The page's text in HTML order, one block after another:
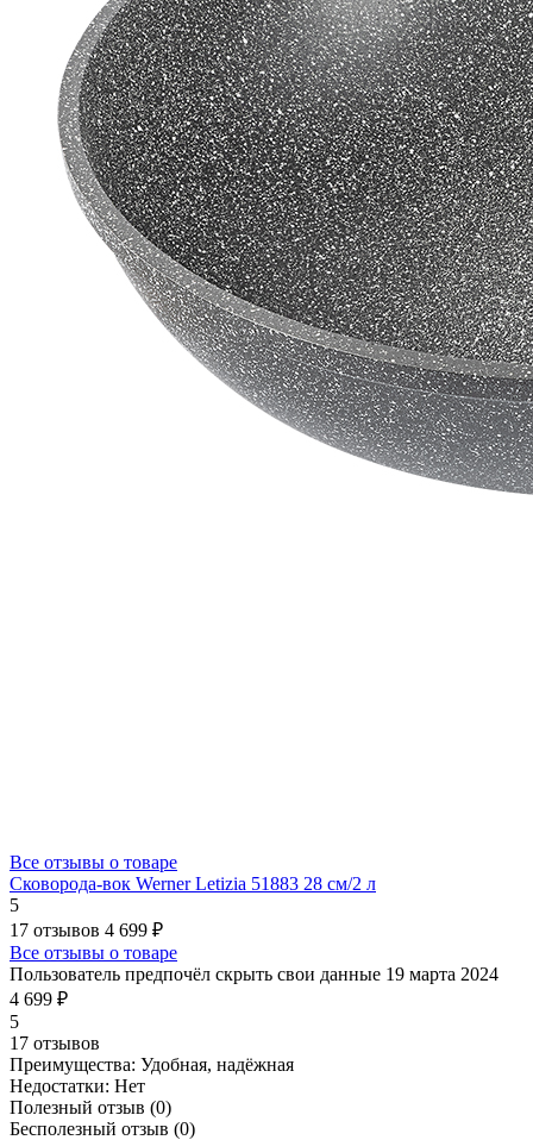
Все отзывы о товаре
Сковорода-вок Werner Letizia 51883 28 см/2 л
5
17 отзывов 4 699 ₽
Все отзывы о товаре
Пользователь предпочёл скрыть свои данные 19 марта 2024
4 699 ₽
5
17 отзывов
Преимущества: Удобная, надëжная
Недостатки: Нет
Полезный отзыв (0)
Бесполезный отзыв (0)